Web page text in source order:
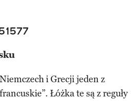
i Grecji jeden z
Łóżka te są z reguły